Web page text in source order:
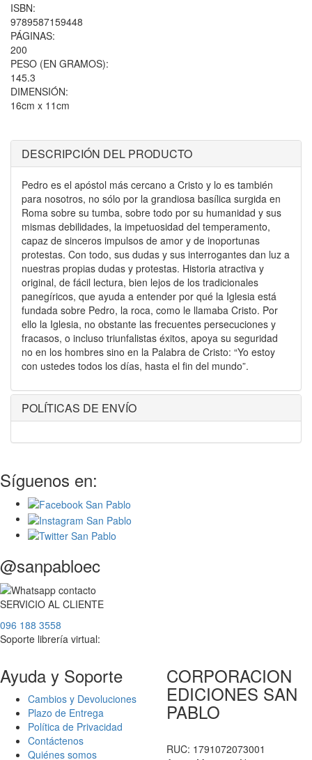
ISBN:
9789587159448
PÁGINAS:
200
PESO (EN GRAMOS):
145.3
DIMENSIÓN:
16cm x 11cm
DESCRIPCIÓN DEL PRODUCTO
Pedro es el apóstol más cercano a Cristo y lo es también
para nosotros, no sólo por la grandiosa basílica surgida en
Roma sobre su tumba, sobre todo por su humanidad y sus
mismas debilidades, la impetuosidad del temperamento,
capaz de sinceros impulsos de amor y de inoportunas
protestas. Con todo, sus dudas y sus interrogantes dan luz a
nuestras propias dudas y protestas. Historia atractiva y
original, de fácil lectura, bien lejos de los tradicionales
panegíricos, que ayuda a entender por qué la Iglesia está
fundada sobre Pedro, la roca, como le llamaba Cristo. Por
ello la Iglesia, no obstante las frecuentes persecuciones y
fracasos, o incluso triunfalistas éxitos, apoya su seguridad
no en los hombres sino en la Palabra de Cristo: “Yo estoy
con ustedes todos los días, hasta el fin del mundo”.
POLÍTICAS DE ENVÍO
Síguenos en:
@sanpabloec
SERVICIO AL CLIENTE
096 188 3558
Soporte librería virtual:
Ayuda y Soporte
Cambios y Devoluciones
Plazo de Entrega
Política de Privacidad
Contáctenos
Quiénes somos
CORPORACION
EDICIONES SAN
PABLO
RUC: 1791072073001